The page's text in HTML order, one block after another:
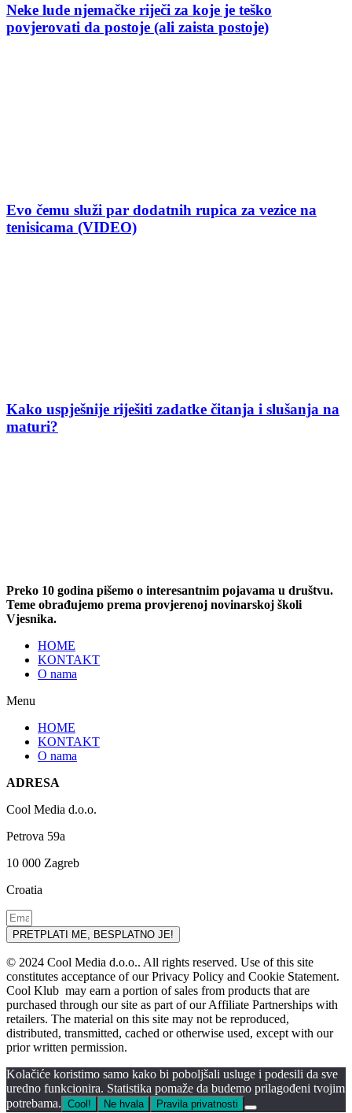
Neke lude njemačke riječi za koje je teško
povjerovati da postoje (ali zaista postoje)
Evo čemu služi par dodatnih rupica za vezice na
tenisicama (VIDEO)
Kako uspješnije riješiti zadatke čitanja i slušanja na
maturi?
Preko 10 godina pišemo o interesantnim pojavama u društvu.
Teme obrađujemo prema provjerenoj novinarskoj školi
Vjesnika.
HOME
KONTAKT
O nama
Menu
HOME
KONTAKT
O nama
ADRESA
Cool Media d.o.o.
Petrova 59a
10 000 Zagreb
Croatia
PRETPLATI ME, BESPLATNO JE!
© 2024 Cool Media d.o.o.. All rights reserved. Use of this site
constitutes acceptance of our Privacy Policy and Cookie Statement.
Cool Klub may earn a portion of sales from products that are
purchased through our site as part of our Affiliate Partnerships with
retailers. The material on this site may not be reproduced,
distributed, transmitted, cached or otherwise used, except with our
prior written permission.
Kolačiće koristimo samo kako bi poboljšali usluge i podesili da sve
uredno funkcionira. Statistika pomaže da budemo prilagođeni tvojim
potrebama. Cool! Ne hvala Pravila privatnosti